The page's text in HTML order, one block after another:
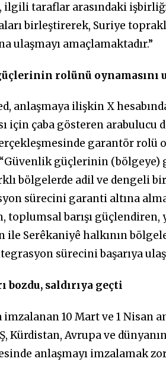
ilgili taraflar arasındaki
birleştirerek, Suriye
ulaşmayı amaçlamaktadır.”
rolünü oynamasını
anlaşmaya ilişkin X
için çaba gösteren
garantör rolü
güçlerinin (bölgeye)
bölgelerde adil ve dengeli
sürecini garanti altına
toplumsal barışı
ile Serêkaniyê halkının
sürecini başarıya
bozdu, saldırıya geçti
imzalanan 10 Mart ve 1 Nisan
Kürdistan, Avrupa ve
anlaşmayı imzalamak